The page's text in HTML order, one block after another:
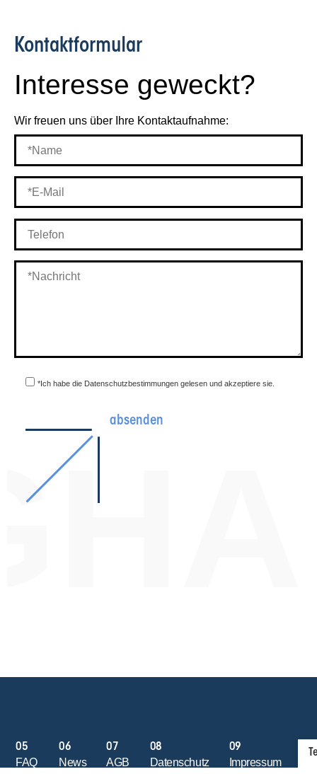
Kontakt­formular
Interesse geweckt?
Wir freuen uns über Ihre Kontaktaufnahme:
*Ich habe die Datenschutzbestimmungen gelesen und akzeptiere sie.
absenden
05
FAQ
06
News
07
AGB
08
Datenschutz
09
Impressum